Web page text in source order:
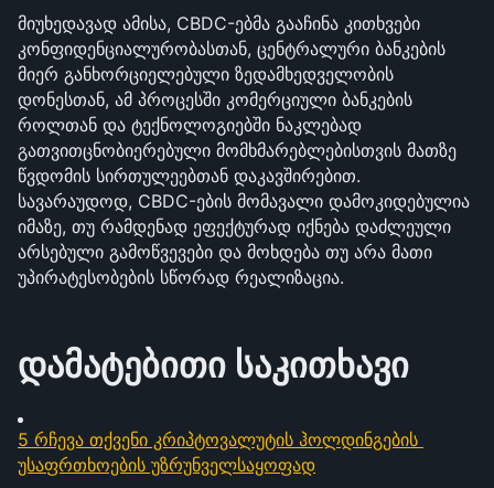
მიუხედავად ამისა, CBDC-ებმა გააჩინა კითხვები
კონფიდენციალურობასთან, ცენტრალური ბანკების
მიერ განხორციელებული ზედამხედველობის
დონესთან, ამ პროცესში კომერციული ბანკების
როლთან და ტექნოლოგიებში ნაკლებად
გათვითცნობიერებული მომხმარებლებისთვის მათზე
წვდომის სირთულეებთან დაკავშირებით.
სავარაუდოდ, CBDC-ების მომავალი დამოკიდებულია
იმაზე, თუ რამდენად ეფექტურად იქნება დაძლეული
არსებული გამოწვევები და მოხდება თუ არა მათი
უპირატესობების სწორად რეალიზაცია.
დამატებითი საკითხავი
5 რჩევა თქვენი კრიპტოვალუტის ჰოლდინგების
უსაფრთხოების უზრუნველსაყოფად